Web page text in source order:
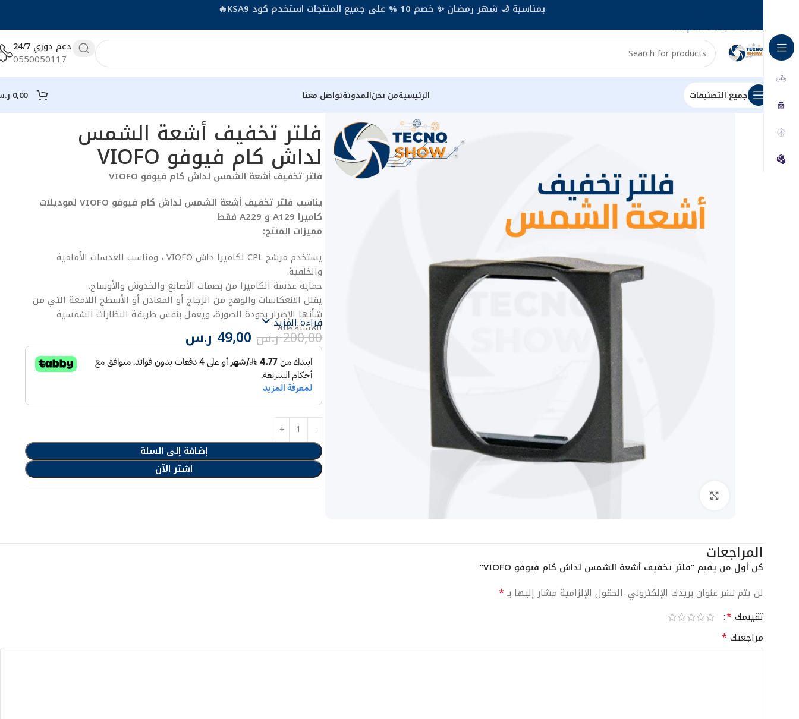
Skip to main content
بمناسبة 🌙 شهر رمضان ✨ خصم 10 % على جميع المنتجات استخدم كود KSA9🔥
دعم دوري 24/7
0550050117
جميع التصنيفات الرئيسيةمن نحنالمدونةتواصل معنا 0,00 الرئيسية جميع المنتجات
فلتر تخفيف أشعة الشمس
لداش كام فيوفو VIOFO
فلتر تخفيف أشعة الشمس لداش كام فيوفو VIOFO
يناسب فلتر تخفيف أشعة الشمس لداش كام فيوفو VIOFO لموديلات
كاميرا A129 و A229 فقط
مميزات المنتج:
يستخدم مرشح CPL لكاميرا داش VIOFO ، ومناسب للعدسات الأمامية
والخلفية.
حماية عدسة الكاميرا من بصمات الأصابع والخدوش والأوساخ.
يقلل الانعكاسات والوهج من الزجاج أو المعادن أو الأسطح اللامعة التي من
شأنها الإضرار بجودة الصورة، ويعمل بنفس طريقة النظارات الشمسية
المستقطبة.
يجعل الألوان أكثر تشبعاً
قراءه المزيد
200,00ر.س 49,00 ر.س
إضافة إلى السلة
اشتر الآن
المراجعات
كن أول من يقيم “فلتر تخفيف أشعة الشمس لداش كام فيوفو VIOFO”
لن يتم نشر عنوان بريدك الإلكتروني. الحقول الإلزامية مشار إليها بـ *
تقييمك *
مراجعتك *